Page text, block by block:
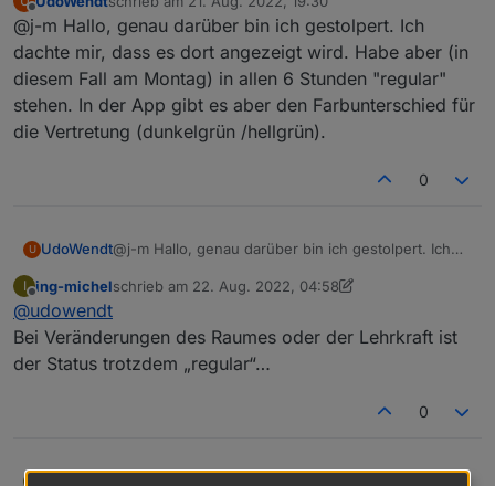
cancelled = Ausfall.
Offline zuletzt editiert von
@j-m Hallo, genau darüber bin ich gestolpert. Ich
dachte mir, dass es dort angezeigt wird. Habe aber (in
diesem Fall am Montag) in allen 6 Stunden "regular"
stehen. In der App gibt es aber den Farbunterschied für
die Vertretung (dunkelgrün /hellgrün).
0
U UdoWendt@j-m Hallo, genau darüber bin ich gestolpert. Ich
(in diesem Fall am Montag) in allen 6 Stunden
Farbunterschied für die Vertretung (dunkelgrün
/hellgrün).
I
Offline
ing-michelschrieb am 22. Aug. 2022, 04:58
zuletzt editiert von ing-michel
@udowendt
Bei Veränderungen des Raumes oder der Lehrkraft ist
der Status trotzdem „regular“…
0